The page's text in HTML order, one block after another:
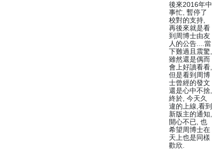
後來2016年中
事忙, 暫停了
校對的支持,
再後來就是看
到周博士由友
人的公告....當
下難過且震驚,
雖然還是偶而
會上好讀看看,
但是看到周博
士曾經的發文
還是心中不捨,
終於, 今天久
違的上線,看到
新版主的通知,
開心不已, 也
希望周博士在
天上也是同樣
歡欣.